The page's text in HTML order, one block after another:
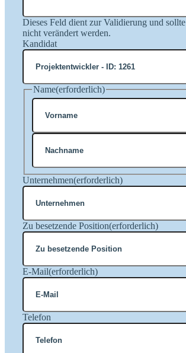
Dieses Feld dient zur Validierung und sollte
nicht verändert werden.
Kandidat
Name(erforderlich)
Vorname
Nachname
Unternehmen(erforderlich)
Zu besetzende Position(erforderlich)
E-Mail(erforderlich)
Telefon